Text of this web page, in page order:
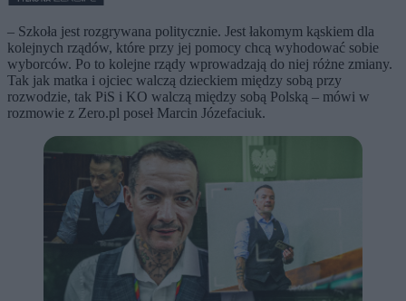
– Szkoła jest rozgrywana politycznie. Jest łakomym kąskiem dla
kolejnych rządów, które przy jej pomocy chcą wyhodować sobie
wyborców. Po to kolejne rządy wprowadzają do niej różne zmiany.
Tak jak matka i ojciec walczą dzieckiem między sobą przy
rozwodzie, tak PiS i KO walczą między sobą Polską – mówi w
rozmowie z Zero.pl poseł Marcin Józefaciuk.